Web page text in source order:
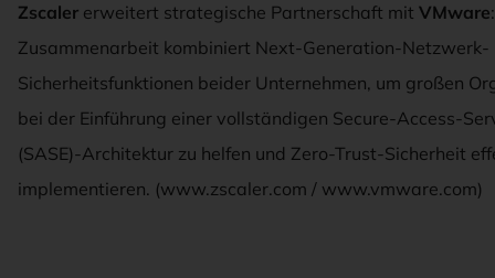
Zscaler erweitert strategische Partnerschaft mit VMware
Zusammenarbeit kombiniert Next-Generation-Netzwerk-
Sicherheitsfunktionen beider Unternehmen, um großen
bei der Einführung einer vollständigen Secure-Access-
(SASE)-Architektur zu helfen und Zero-Trust-Sicherheit
implementieren. (www.zscaler.com / www.vmware.com)